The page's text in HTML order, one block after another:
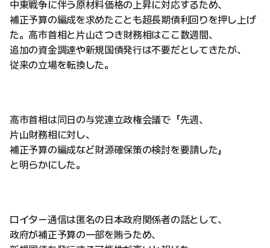
中東戦争に伴う原材料価格の上昇に対応するため、
補正予算の編成を求めたことも超長期債利回りを押し上げ
た。高市首相と片山さつき財務相はここ数週間、
追加の資金調達や新規国債発行は不要だとしてきたが、
従来の立場を転換した。
高市首相は同日の与党連立政権会議で「先週、
片山財務相に対し、
補正予算の編成など財源確保策の検討を要請した」
と明らかにした。
ロイター通信は匿名の日本政府関係者の話として、
政府が補正予算の一部を賄うため、